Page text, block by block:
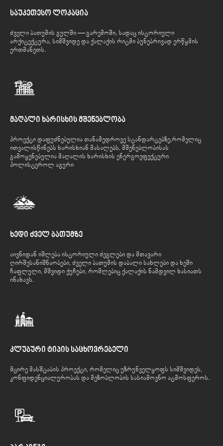
საუკეთესო ლოკაცია
ძველი ბათუმის გულში — გარემოში, სადაც ისტორიული
არქიტექტურა, სიმშვიდე და ქალაქის რიტმი ბუნებრივად ერწყმის
ერთმანეთს.
მაღალი ხარისხის მშენებლობა
პროექტი დაფუძნებულია თანამედროვე სტანდარტებზე,რომელიც
ითვალისწინებს ხარისხიან მასალებს, მშენებლობისას
გამოყენებულია მაღალის ხარისხის ენერგოეფექტური
პოლისტეროლ აგური
ხედი ძველ ბათუმზე
აივნიდან იშლება ისტორიული ძეგლები და მთავარი
ღირშესანიშნაობები, ძველი ბათუმის დაბალი სახლები და ხეში
ჩაფლული, მშვიდი ქუჩები, რომლებიც ქალაქის ნამდვილ ხასიათს
ინახავს.
კლუბური ტიპის საცხოვრებელი
მცირე მასშტაბის პროექტი, რომელიც უზრუნველყოფს სიმშვიდეს,
კონფიდენციალურობას და მეზობლობის სასიამოვნო ატმოსფეროს.